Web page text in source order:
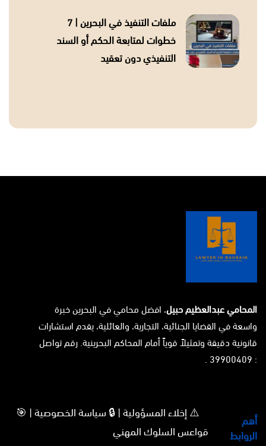
ملفات التنفيذ في البحرين | 7
خطوات لمتابعة الحكم أو السند
التنفيذي دون تعقيد
المحامي عبدالعظيم حبيل، افضل محامي في البحرين خبرة
واسعة في القضايا الجنائية، التجارية، والعائلية، يقدم استشارات
قانونية دقيقة وتمثيلاً قوياً أمام المحاكم البحرينية. رقم تواصل
: 39900409 .
أهم
الروابط
⚠️ إخلاء المسؤولية | 🔒 سياسة الخصوصية | 🎯
قواعس السلوك المهني